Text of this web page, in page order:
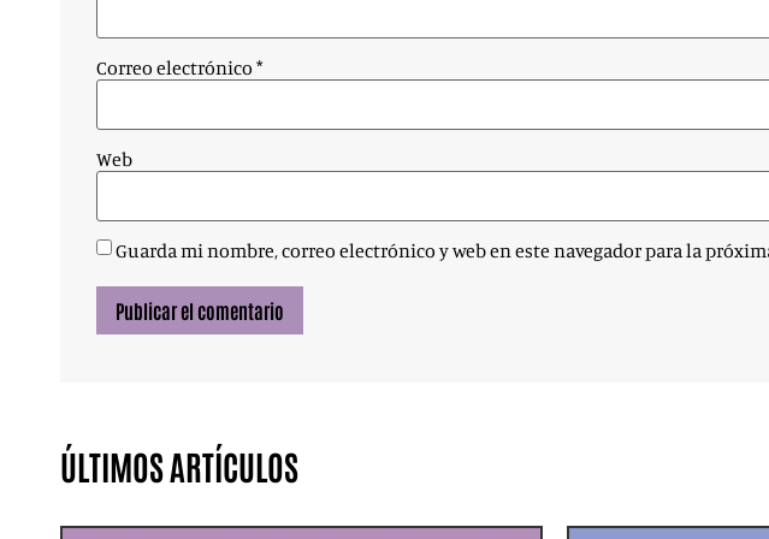
Correo electrónico *
Web
Guarda mi nombre, correo electrónico y web en este navegador para la
ÚLTIMOS ARTÍCULOS